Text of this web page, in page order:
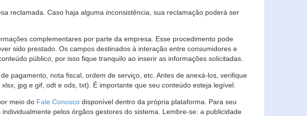
reclamada. Caso haja alguma inconsistência, sua reclamação poderá ser
complementares por parte da empresa. Esse procedimento pode
sido prestado. Os campos destinados à interação entre consumidores e
público, por isso fique tranquilo ao inserir as informações solicitadas.
pagamento, nota fiscal, ordem de serviço, etc. Antes de anexá-los, verifique
jpg e gif, odt e ods, txt). É importante que seu conteúdo esteja legível.
meio do Fale Conosco disponível dentro da própria plataforma. Para seu
pelos órgãos gestores do sistema. Lembre-se: a publicidade